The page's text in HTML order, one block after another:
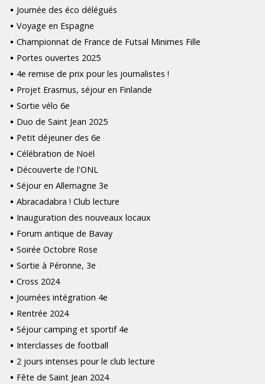
Journée des éco délégués
Voyage en Espagne
Championnat de France de Futsal Minimes Fille
Portes ouvertes 2025
4e remise de prix pour les journalistes !
Projet Erasmus, séjour en Finlande
Sortie vélo 6e
Duo de Saint Jean 2025
Petit déjeuner des 6e
Célébration de Noël
Découverte de l'ONL
Séjour en Allemagne 3e
Abracadabra ! Club lecture
Inauguration des nouveaux locaux
Forum antique de Bavay
Soirée Octobre Rose
Sortie à Péronne, 3e
Cross 2024
Journées intégration 4e
Rentrée 2024
Séjour camping et sportif 4e
Interclasses de football
2 jours intenses pour le club lecture
Fête de Saint Jean 2024